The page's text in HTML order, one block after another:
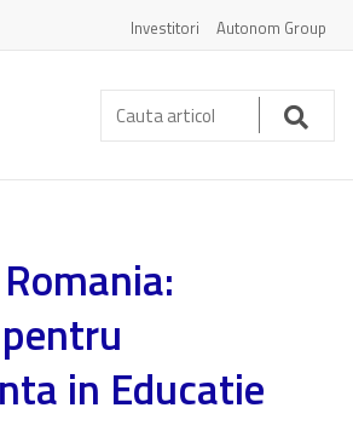
Investitori Autonom Group
Cauta
articol:
in Educatie